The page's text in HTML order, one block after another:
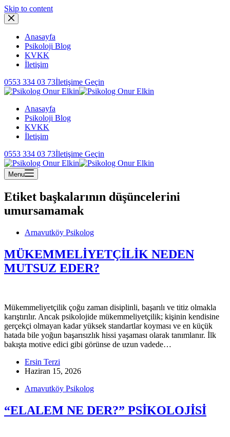
Skip to content
Anasayfa
Psikoloji Blog
KVKK
İletişim
0553 334 03 73İletişime Geçin
Anasayfa
Psikoloji Blog
KVKK
İletişim
0553 334 03 73İletişime Geçin
Menu
Etiket başkalarının düşüncelerini
umursamamak
Arnavutköy Psikolog
MÜKEMMELİYETÇİLİK NEDEN
MUTSUZ EDER?
Mükemmeliyetçilik çoğu zaman disiplinli, başarılı ve titiz olmakla
karıştırılır. Ancak psikolojide mükemmeliyetçilik; kişinin kendisine
gerçekçi olmayan kadar yüksek standartlar koyması ve en küçük
hatada bile yoğun başarısızlık hissi yaşaması olarak tanımlanır. İlk
bakışta motive edici gibi görünse de uzun vadede…
Ersin Terzi
Haziran 15, 2026
Arnavutköy Psikolog
“ELALEM NE DER?” PSİKOLOJİSİ